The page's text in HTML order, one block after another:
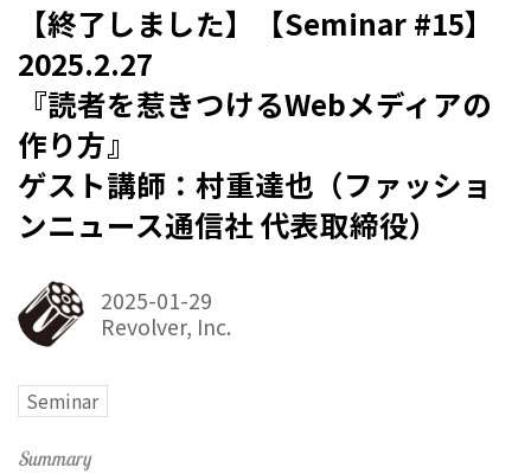
【Seminar #15】
2025.2.27
『読者を惹きつけるWebメディアの
作り方』
ゲスト講師：村重達也（ファッショ
ンニュース通信社 代表取締役）
2025-01-29
Revolver, Inc.
Seminar